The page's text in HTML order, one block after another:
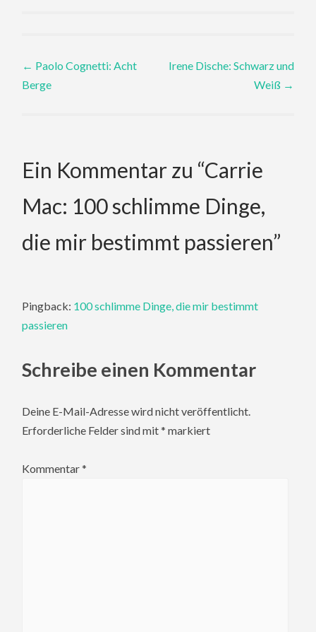
Post
navigation
← Paolo Cognetti: Acht
Berge
Irene Dische: Schwarz und
Weiß →
Ein Kommentar zu “Carrie
Mac: 100 schlimme Dinge,
die mir bestimmt passieren”
Pingback: 100 schlimme Dinge, die mir bestimmt
passieren
Schreibe einen Kommentar
Deine E-Mail-Adresse wird nicht veröffentlicht.
Erforderliche Felder sind mit* markiert
Kommentar*